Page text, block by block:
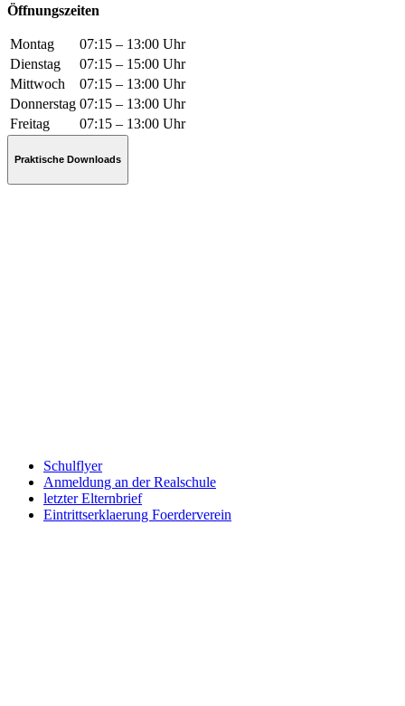
Öffnungszeiten
Montag
07:15 – 13:00 Uhr
Dienstag
07:15 – 15:00 Uhr
Mittwoch
07:15 – 13:00 Uhr
Donnerstag 07:15 – 13:00 Uhr
Freitag
07:15 – 13:00 Uhr
Praktische Downloads
Schulflyer
Anmeldung an der Realschule
letzter Elternbrief
Eintrittserklaerung Foerderverein